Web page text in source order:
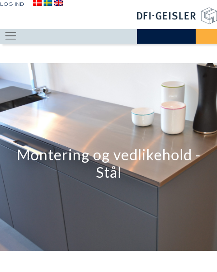
LOG IND
Montering og vedlikehold -
Stål